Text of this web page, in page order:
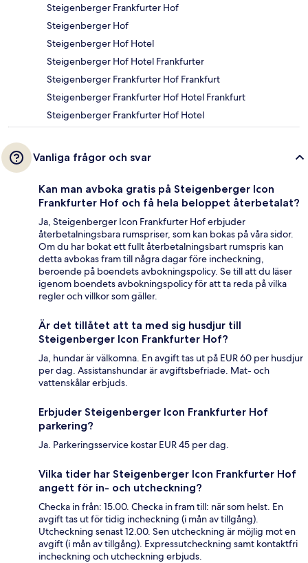
Steigenberger Frankfurter Hof
Steigenberger Hof
Steigenberger Hof Hotel
Steigenberger Hof Hotel Frankfurter
Steigenberger Frankfurter Hof Frankfurt
Steigenberger Frankfurter Hof Hotel Frankfurt
Steigenberger Frankfurter Hof Hotel
Vanliga frågor och svar
Kan man avboka gratis på Steigenberger Icon
Frankfurter Hof och få hela beloppet återbetalat?
Ja, Steigenberger Icon Frankfurter Hof erbjuder
återbetalningsbara rumspriser, som kan bokas på våra sidor.
Om du har bokat ett fullt återbetalningsbart rumspris kan
detta avbokas fram till några dagar före incheckning,
beroende på boendets avbokningspolicy. Se till att du läser
igenom boendets avbokningspolicy för att ta reda på vilka
regler och villkor som gäller.
Är det tillåtet att ta med sig husdjur till
Steigenberger Icon Frankfurter Hof?
Ja, hundar är välkomna. En avgift tas ut på EUR 60 per husdjur
per dag. Assistanshundar är avgiftsbefriade. Mat- och
vattenskålar erbjuds.
Erbjuder Steigenberger Icon Frankfurter Hof
parkering?
Ja. Parkeringsservice kostar EUR 45 per dag.
Vilka tider har Steigenberger Icon Frankfurter Hof
angett för in- och utcheckning?
Checka in från: 15.00. Checka in fram till: när som helst. En
avgift tas ut för tidig incheckning (i mån av tillgång).
Utcheckning senast 12.00. Sen utcheckning är möjlig mot en
avgift (i mån av tillgång). Expressutcheckning samt kontaktfri
incheckning och utcheckning erbjuds.